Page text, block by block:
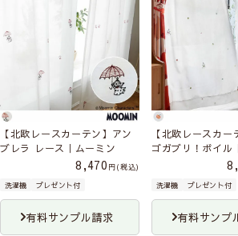
【北欧レースカーテン】アン
ブレラ レース｜ムーミン
8,470
税込
洗濯機
プレゼント付
有料サンプル請求
【北欧レースカー
ゴガブリ！ボイル
洗濯機
プレゼント付
有料サンプ